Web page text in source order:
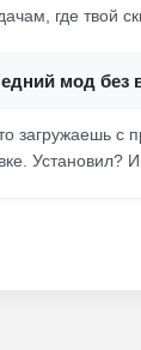
где твой
мод без
загружаешь